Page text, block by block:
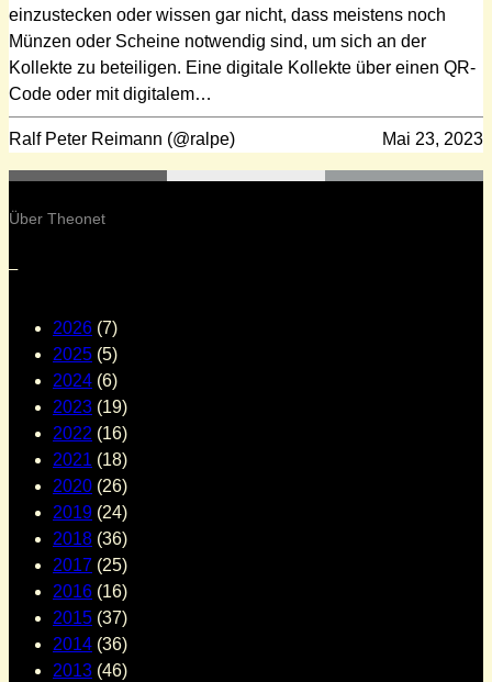
einzustecken oder wissen gar nicht, dass meistens noch
Münzen oder Scheine notwendig sind, um sich an der
Kollekte zu beteiligen. Eine digitale Kollekte über einen QR-
Code oder mit digitalem…
Ralf Peter Reimann (@ralpe) Mai 23, 2023
Über Theonet
–
2026 (7)
2025 (5)
2024 (6)
2023 (19)
2022 (16)
2021 (18)
2020 (26)
2019 (24)
2018 (36)
2017 (25)
2016 (16)
2015 (37)
2014 (36)
2013 (46)